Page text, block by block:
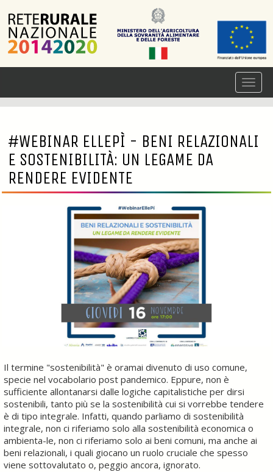
#WEBINAR ELLEPÌ - BENI RELAZIONALI
E SOSTENIBILITÀ: UN LEGAME DA
RENDERE EVIDENTE
Il termine "sostenibilità" è oramai divenuto di uso comune,
specie nel vocabolario post pandemico. Eppure, non è
sufficiente allontanarsi dalle logiche capitalistiche per dirsi
sostenibili, tanto più se la sostenibilità cui si vorrebbe tendere
è di tipo integrale. Infatti, quando parliamo di sostenibilità
integrale, non ci riferiamo solo alla sostenibilità economica o
ambienta-le, non ci riferiamo solo ai beni comuni, ma anche ai
beni relazionali, i quali giocano un ruolo cruciale che spesso
viene sottovalutato o, peggio ancora, ignorato.